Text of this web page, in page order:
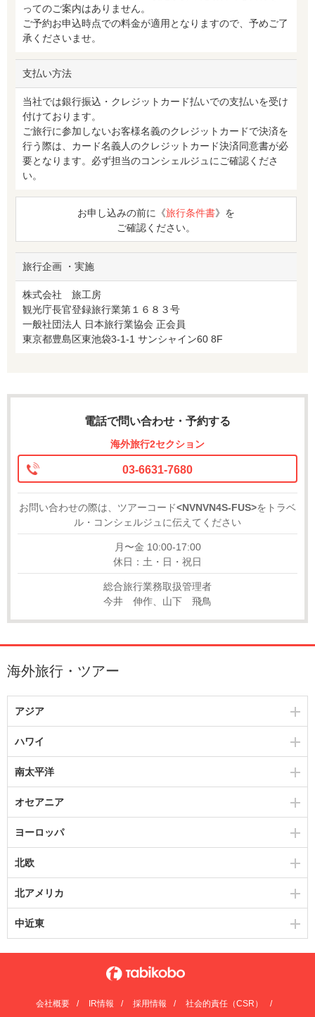
ってのご案内はありません。
ご予約お申込時点での料金が適用となりますので、予めご了
承くださいませ。
支払い方法
当社では銀行振込・クレジットカード払いでの支払いを受け
付けております。
ご旅行に参加しないお客様名義のクレジットカードで決済を
行う際は、カード名義人のクレジットカード決済同意書が必
要となります。必ず担当のコンシェルジュにご確認くださ
い。
お申し込みの前に《旅行条件書》を
ご確認ください。
旅行企画 ・実施
株式会社 旅工房
観光庁長官登録旅行業第１６８３号
一般社団法人 日本旅行業協会 正会員
東京都豊島区東池袋3-1-1 サンシャイン60 8F
電話で問い合わせ・予約する
海外旅行2セクション
03-6631-7680
お問い合わせの際は、ツアーコード<NVNVN4S-FUS>をトラベ
ル・コンシェルジュに伝えてください
月〜金 10:00-17:00
休日：土・日・祝日
総合旅行業務取扱管理者
今井 伸作、山下 飛鳥
海外旅行・ツアー
アジア
ハワイ
南太平洋
オセアニア
ヨーロッパ
北欧
北アメリカ
中近東
会社概要 IR情報 採用情報 社会的責任（CSR）